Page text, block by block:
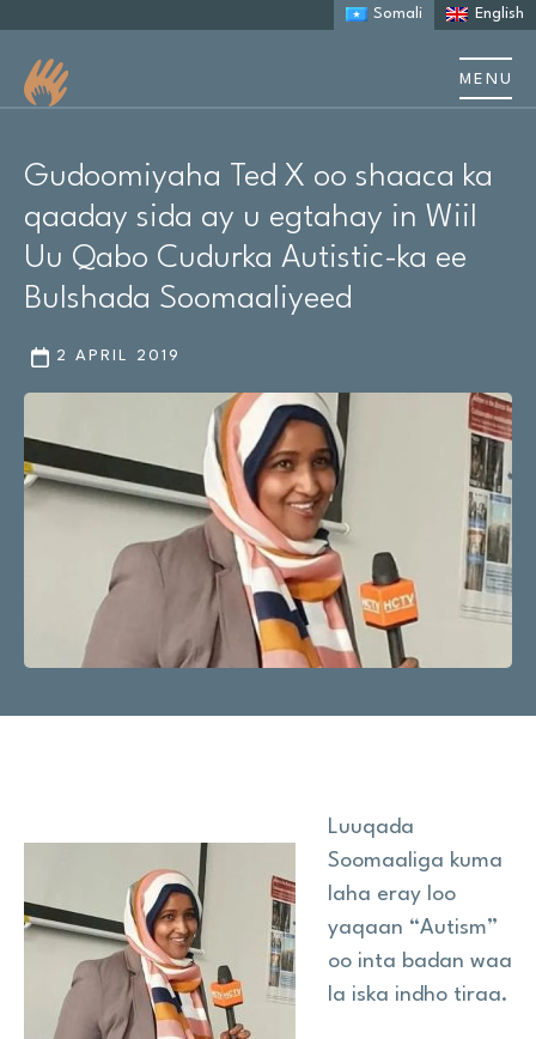
Somali English
MENU
Ku saabsan Autism
Kaalmada qoysaska
Dhacdooyinka iyo tababarka
Khayraadka
Wararka
Gudoomiyaha Ted X oo shaaca ka
qaaday sida ay u egtahay in Wiil
Uu Qabo Cudurka Autistic-ka ee
Bulshada Soomaaliyeed
2 APRIL 2019
Luuqada
Soomaaliga kuma
laha eray loo
yaqaan “Autism”
oo inta badan waa
la iska indho tiraa.